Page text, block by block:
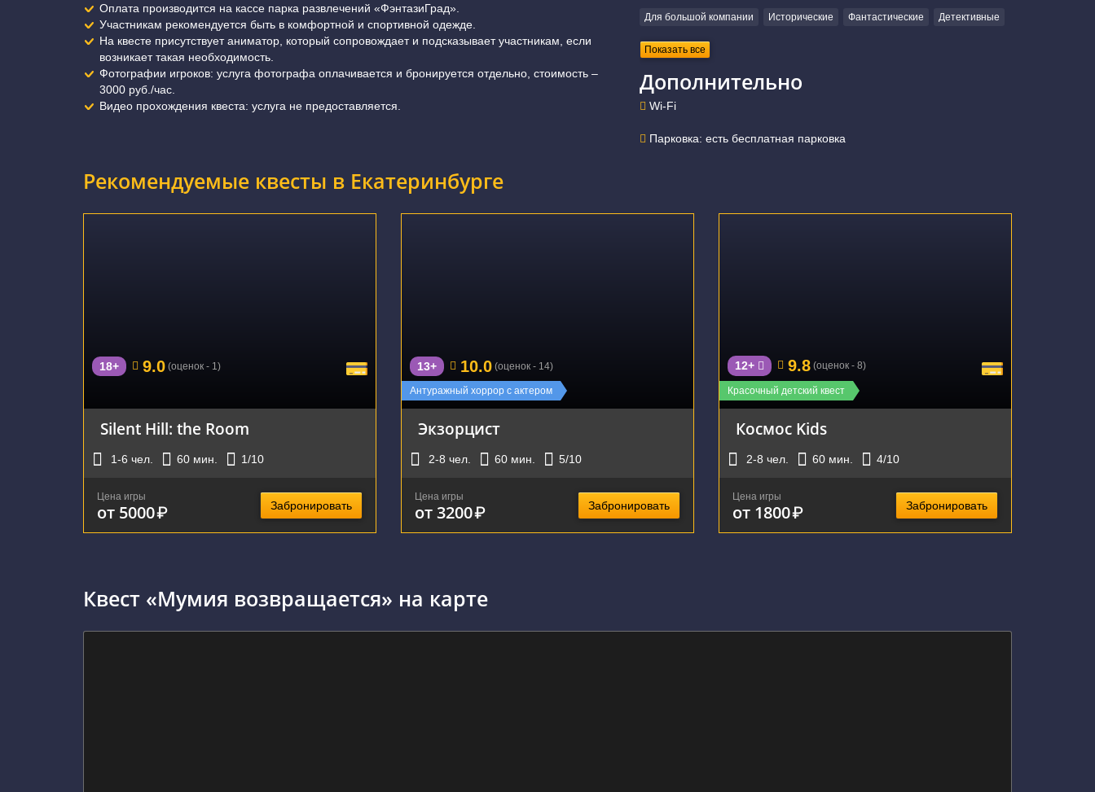
Оплата производится на кассе парка развлечений «ФэнтазиГрад».
Участникам рекомендуется быть в комфортной и спортивной одежде.
На квесте присутствует аниматор, который сопровождает и подсказывает участникам, если
возникает такая необходимость.
Фотографии игроков: услуга фотографа оплачивается и бронируется отдельно, стоимость –
3000 руб./час.
Видео прохождения квеста: услуга не предоставляется.
Для большой компании Исторические Фантастические Детективные
Показать все
Дополнительно
Wi-Fi
Парковка: есть бесплатная парковка
Рекомендуемые квесты в Екатеринбурге
18+ 9.0 (оценок - 1)
Silent Hill: the Room
1-6 чел. 60 мин. 1/10
Цена игры
от 5000₽ Забронировать
Новинка
Антуражный хоррор с актером
13+ 10.0 (оценок - 14)
Экзорцист
2-8 чел. 60 мин. 5/10
Цена игры
от 3200₽ Забронировать
Красочный детский квест
12+ 9.8 (оценок - 8)
Космос Kids
2-8 чел. 60 мин. 4/10
Цена игры
от 1800₽ Забронировать
Квест «Мумия возвращается» на карте